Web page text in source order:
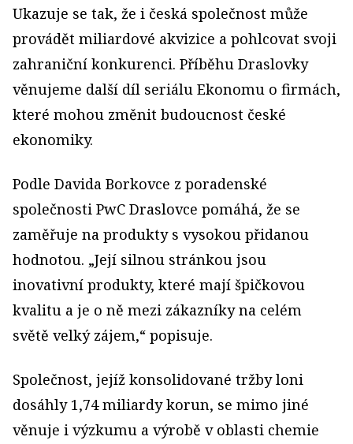
Ukazuje se tak, že i česká společnost může
provádět miliardové akvizice a pohlcovat svoji
zahraniční konkurenci. Příběhu Draslovky
věnujeme další díl seriálu Ekonomu o firmách,
které mohou změnit budoucnost české
ekonomiky.
Podle Davida Borkovce z poradenské
společnosti PwC Draslovce pomáhá, že se
zaměřuje na produkty s vysokou přidanou
hodnotou. „Její silnou stránkou jsou
inovativní produkty, které mají špičkovou
kvalitu a je o ně mezi zákazníky na celém
světě velký zájem,“ popisuje.
Společnost, jejíž konsolidované tržby loni
dosáhly 1,74 miliardy korun, se mimo jiné
věnuje i výzkumu a výrobě v oblasti chemie